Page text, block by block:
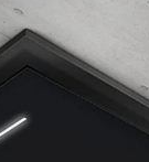
SPRINGEN